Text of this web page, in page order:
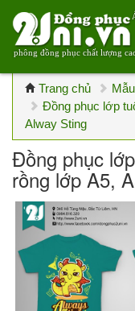
phông đồng phục chất lượng
Trang chủ
Đồng phục lớp
Alway Sting
Đồng phục
rồng lớp A5,